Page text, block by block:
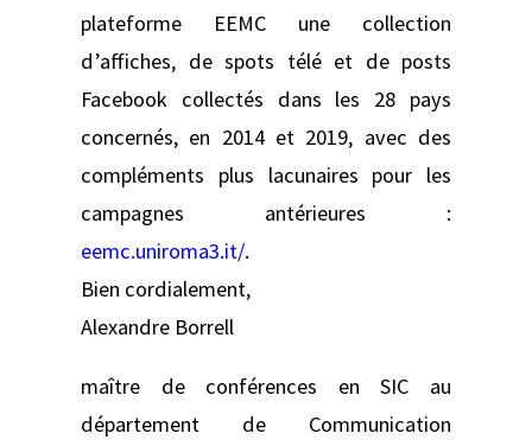
plateforme EEMC une collection
d’affiches, de spots télé et de posts
Facebook collectés dans les 28 pays
concernés, en 2014 et 2019, avec des
compléments plus lacunaires pour les
campagnes antérieures :
eemc.uniroma3.it/.
Bien cordialement,
Alexandre Borrell
maître de conférences en SIC au
département de Communication